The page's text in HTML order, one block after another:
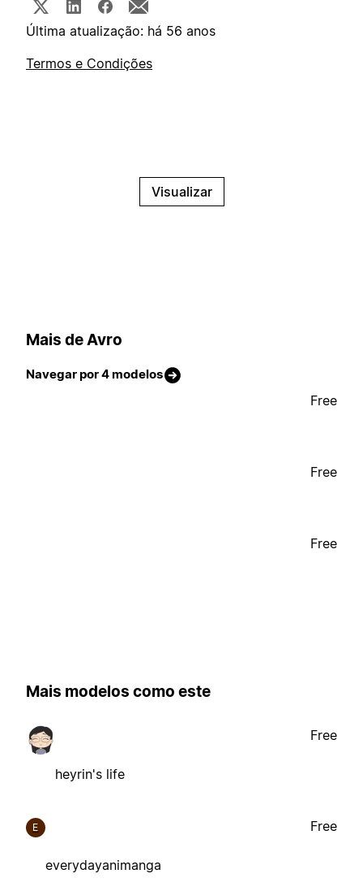
Última atualização: há 56 anos
Termos e Condições
Visualizar
Mais de Avro
Navegar por 4 modelos
Free
Free
Free
Mais modelos como este
heyrin's life
Free
E
everydayanimanga
Free